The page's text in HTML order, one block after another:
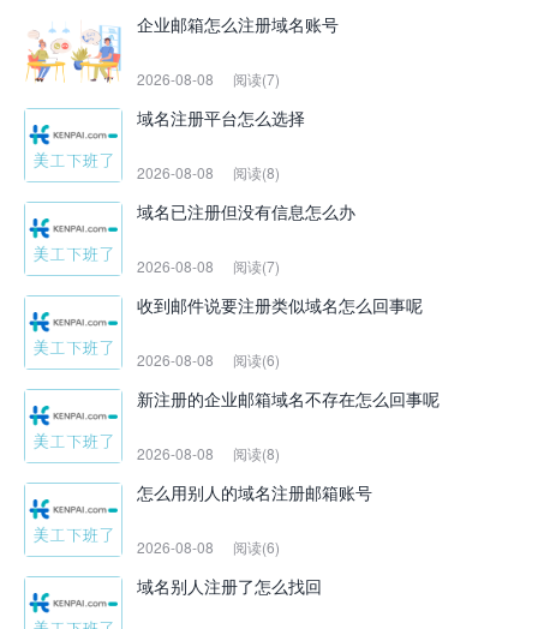
企业邮箱怎么注册域名账号
2026-08-08 阅读(7)
域名注册平台怎么选择
2026-08-08 阅读(8)
域名已注册但没有信息怎么办
2026-08-08 阅读(7)
收到邮件说要注册类似域名怎么回事呢
2026-08-08 阅读(6)
新注册的企业邮箱域名不存在怎么回事呢
2026-08-08 阅读(8)
怎么用别人的域名注册邮箱账号
2026-08-08 阅读(6)
域名别人注册了怎么找回